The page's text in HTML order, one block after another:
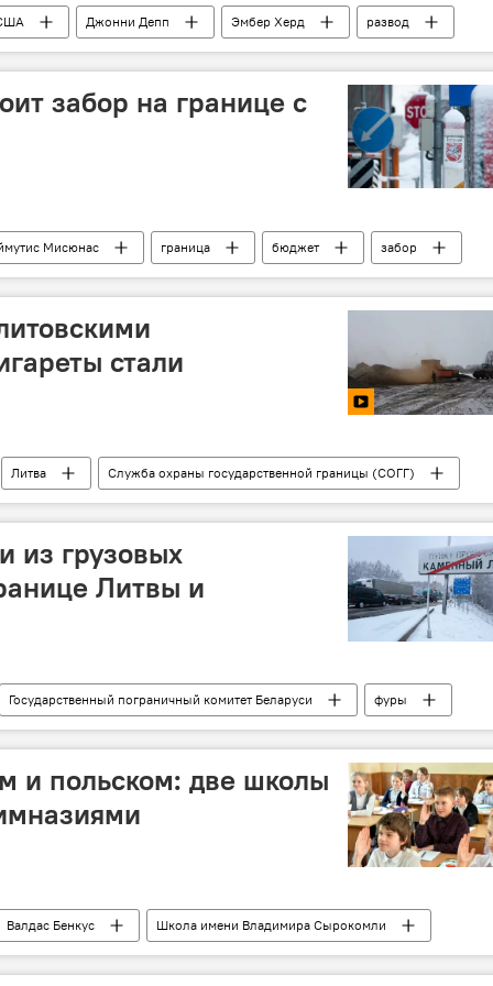
Джонни Депп Эмбер Херд
развод
забор на границе с
Мисюнас граница бюджет
забор
Калининград Забор на литовско-российской границе
стали
Литва
Служба охраны государственной границы (СОГГ)
из грузовых
Литвы и
Государственный пограничный комитет Беларуси
фуры
"Лаворишкес"
"Бенякони"
и польском: две школы
Валдас Бенкус
Школа имени Владимира Сырокомли
школа
гимназия